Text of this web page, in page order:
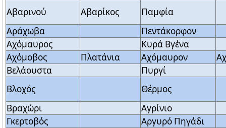
Αβαρινού
Αβαρίκος
Παμφία
Αράχωβα
Πεντάκορφον
Αχόμαυρος
Κυρά Βγένα
Αχόμοβος
Πλατάνια Αχόμαυρον
Βελάουστα
Πυργί
Βλοχός
Θέρμος
Βραχώρι
Αγρίνιο
Γκερτοβός
Αργυρό Πηγάδι